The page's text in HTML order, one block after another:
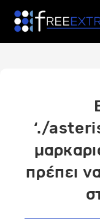
content
‘./
πρέπει